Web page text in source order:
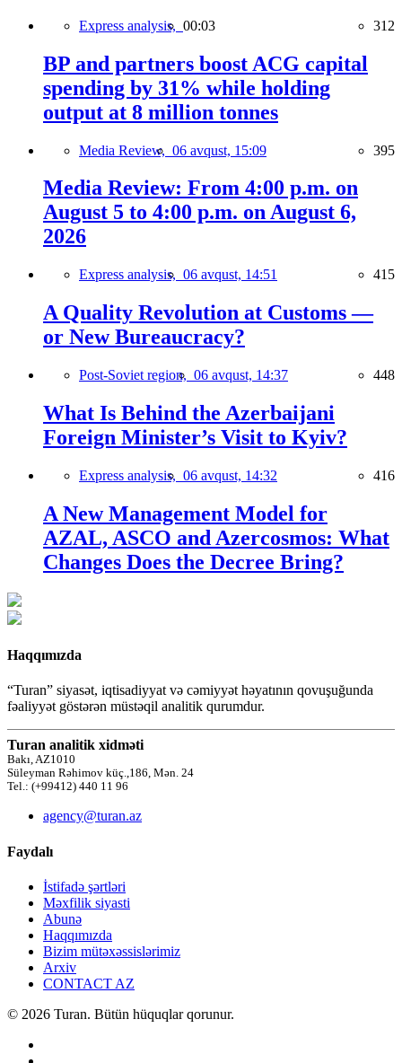
Express analysis, 00:03 312
BP and partners boost ACG capital
spending by 31% while holding
output at 8 million tonnes
Media Review, 06 avqust, 15:09 395
Media Review: From 4:00 p.m. on
August 5 to 4:00 p.m. on August 6,
2026
Express analysis, 06 avqust, 14:51 415
A Quality Revolution at Customs —
or New Bureaucracy?
Post-Soviet region, 06 avqust, 14:37 448
What Is Behind the Azerbaijani
Foreign Minister’s Visit to Kyiv?
Express analysis, 06 avqust, 14:32 416
A New Management Model for
AZAL, ASCO and Azercosmos: What
Changes Does the Decree Bring?
Haqqımızda
“Turan” siyasət, iqtisadiyyat və cəmiyyət həyatının qovuşuğunda
fəaliyyət göstərən müstəqil analitik qurumdur.
Turan analitik xidməti
Bakı, AZ1010
Süleyman Rəhimov küç.,186, Mən. 24
Tel.: (+99412) 440 11 96
agency@turan.az
Faydalı
İstifadə şərtləri
Məxfilik siyasti
Abunə
Haqqımızda
Bizim mütəxəssislərimiz
Arxiv
CONTACT AZ
© 2026 Turan. Bütün hüquqlar qorunur.